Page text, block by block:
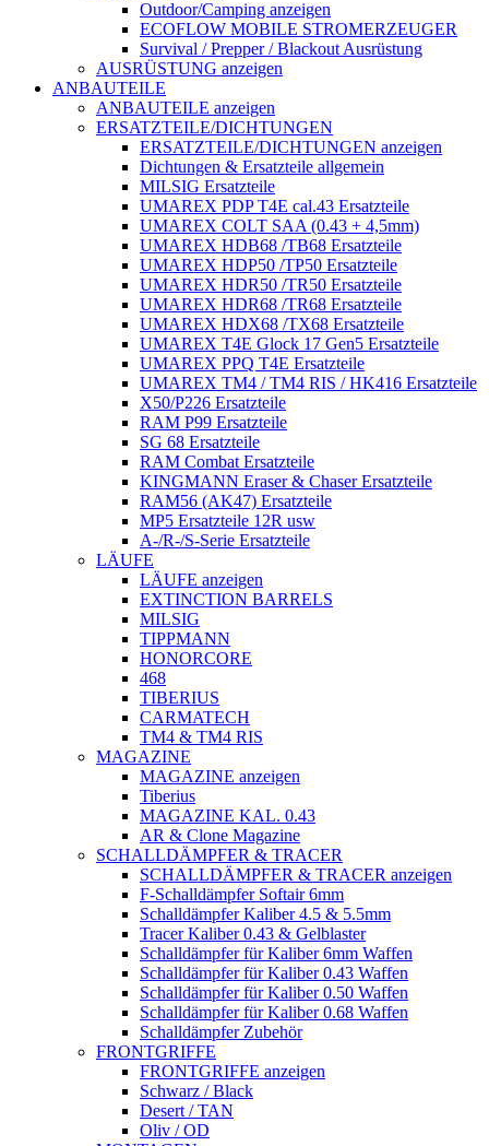
Outdoor/Camping anzeigen
ECOFLOW MOBILE STROMERZEUGER
Survival / Prepper / Blackout Ausrüstung
AUSRÜSTUNG anzeigen
ANBAUTEILE
ANBAUTEILE anzeigen
ERSATZTEILE/DICHTUNGEN
ERSATZTEILE/DICHTUNGEN anzeigen
Dichtungen & Ersatzteile allgemein
MILSIG Ersatzteile
UMAREX PDP T4E cal.43 Ersatzteile
UMAREX COLT SAA (0.43 + 4,5mm)
UMAREX HDB68 /TB68 Ersatzteile
UMAREX HDP50 /TP50 Ersatzteile
UMAREX HDR50 /TR50 Ersatzteile
UMAREX HDR68 /TR68 Ersatzteile
UMAREX HDX68 /TX68 Ersatzteile
UMAREX T4E Glock 17 Gen5 Ersatzteile
UMAREX PPQ T4E Ersatzteile
UMAREX TM4 / TM4 RIS / HK416 Ersatzteile
X50/P226 Ersatzteile
RAM P99 Ersatzteile
SG 68 Ersatzteile
RAM Combat Ersatzteile
KINGMANN Eraser & Chaser Ersatzteile
RAM56 (AK47) Ersatzteile
MP5 Ersatzteile 12R usw
A-/R-/S-Serie Ersatzteile
LÄUFE
LÄUFE anzeigen
EXTINCTION BARRELS
MILSIG
TIPPMANN
HONORCORE
468
TIBERIUS
CARMATECH
TM4 & TM4 RIS
MAGAZINE
MAGAZINE anzeigen
Tiberius
MAGAZINE KAL. 0.43
AR & Clone Magazine
SCHALLDÄMPFER & TRACER
SCHALLDÄMPFER & TRACER anzeigen
F-Schalldämpfer Softair 6mm
Schalldämpfer Kaliber 4.5 & 5.5mm
Tracer Kaliber 0.43 & Gelblaster
Schalldämpfer für Kaliber 6mm Waffen
Schalldämpfer für Kaliber 0.43 Waffen
Schalldämpfer für Kaliber 0.50 Waffen
Schalldämpfer für Kaliber 0.68 Waffen
Schalldämpfer Zubehör
FRONTGRIFFE
FRONTGRIFFE anzeigen
Schwarz / Black
Desert / TAN
Oliv / OD